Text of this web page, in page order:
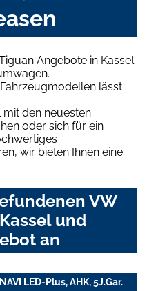
Angebote in Kassel
lässt
den neuesten
oder sich für ein
wir bieten Ihnen eine
VW
und
an
LED-Plus, AHK, 5J.Gar.